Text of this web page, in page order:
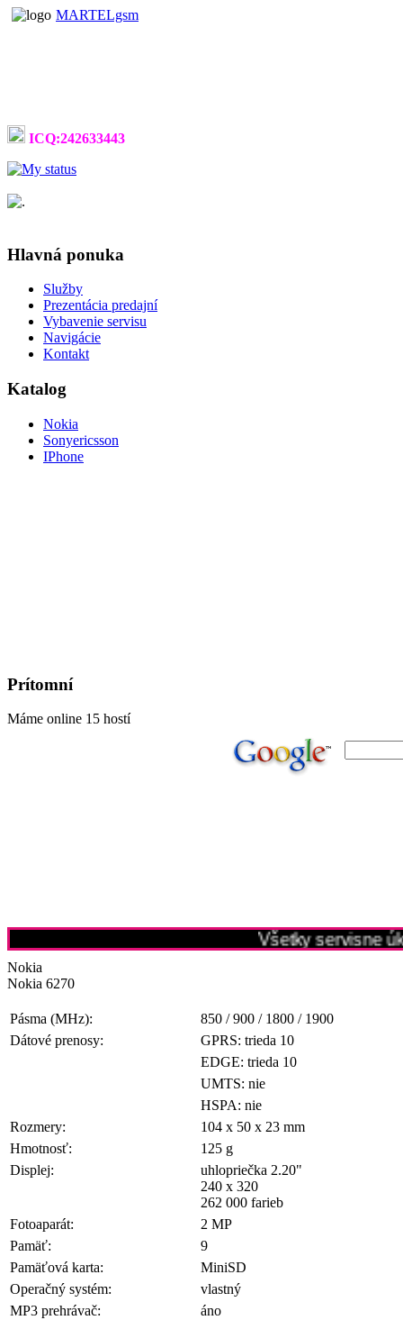
MARTELgsm
ICQ:242633443
Hlavná ponuka
Služby
Prezentácia predajní
Vybavenie servisu
Navigácie
Kontakt
Katalog
Nokia
Sonyericsson
IPhone
Prítomní
Máme online 15 hostí
Všetky servisne
Nokia
Nokia 6270
Pásma (MHz):
850 / 900 / 1800 / 1900
Dátové prenosy:
GPRS: trieda 10
EDGE: trieda 10
UMTS: nie
HSPA: nie
Rozmery:
104 x 50 x 23 mm
Hmotnosť:
125 g
Displej:
uhlopriečka 2.20"
240 x 320
262 000 farieb
Fotoaparát:
2 MP
Pamäť:
9
Pamäťová karta:
MiniSD
Operačný systém:
vlastný
MP3 prehrávač:
áno